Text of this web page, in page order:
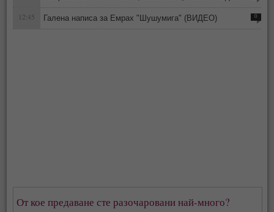
12:45 Галена написа за Емрах "Шушумига" (ВИДЕО) 0
От кое предаване сте разочаровани най-много?